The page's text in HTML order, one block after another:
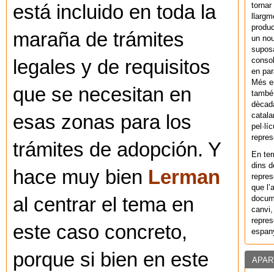
está incluido en toda la
maraña de trámites
legales y de requisitos
que se necesitan en
esas zonas para los
trámites de adopción. Y
hace muy bien Lerman
al centrar el tema en
este caso concreto,
porque si bien en este
un
en
Més
En
dins
que
canvi,